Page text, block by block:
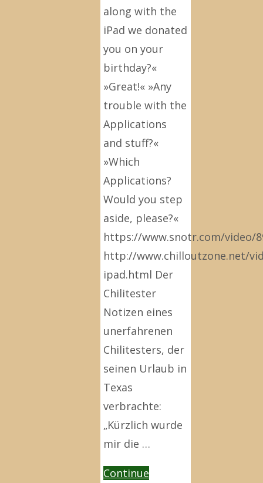
along with the
iPad we donated
you on your
birthday?«
»Great!« »Any
trouble with the
Applications
and stuff?«
»Which
Applications?
Would you step
aside, please?«
https://www.snotr.com/video/
http://www.chilloutzone.net/
ipad.html Der
Chilitester
Notizen eines
unerfahrenen
Chilitesters, der
seinen Urlaub in
Texas
verbrachte:
„Kürzlich wurde
mir die …
Continue